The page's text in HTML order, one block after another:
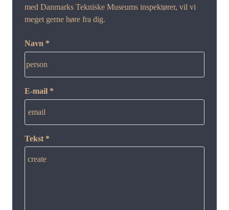
med Danmarks Tekniske Museums inspektører, vil vi
meget gerne høre fra dig.
Navn *
person
E-mail *
email
Tekst *
create